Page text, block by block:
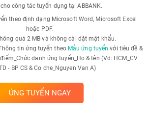
công tác tuyển dụng tại ABBANK.
theo định dạng Microsoft Word, Microsoft Excel
hoặc PDF.
quá 2 MB và không cài đặt mật khẩu.
tin ứng tuyển theo Mẫu ứng tuyển với tiêu đề &
danh ứng tuyển_Họ & tên (Vd: HCM_CV
- BP CS & Co che_Nguyen Van A)
ỨNG TUYỂN NGAY